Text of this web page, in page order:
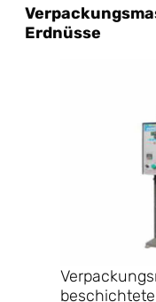
Erdnüsse